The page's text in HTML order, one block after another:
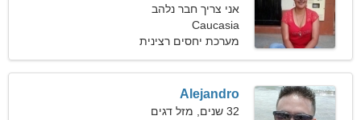
אני צריך חבר נלהב
Caucasia
מערכת יחסים רצינית
Alejandro
32 שנים, מזל דגים